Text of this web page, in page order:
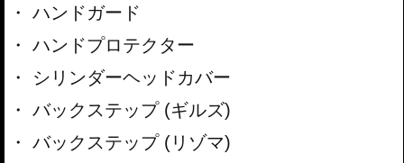
ハンドガード
ハンドプロテクター
シリンダーヘッドカバー
バックステップ (ギルズ)
バックステップ (リゾマ)